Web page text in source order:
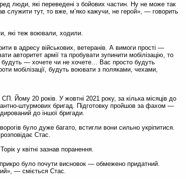
люди, які переведені з бойових частин. Ну не може так
служити тут, то вже, м’яко кажучи, не герой», — говорить
які теж воювали, ходили.
в адресу військових, ветеранів. А вимоги прості —
авторитет армії та пробувати зупинити мобілізацію, то
— хочете чи не хочете… Вас просто будуть
мобілізації, будуть воювати з поляками, чехами,
Йому 20 років. У жовтні 2021 року, за кілька місяців до
штурмових бригад. Підготовку пройшов за фахом —
до іншої бригади.
було дуже багато, встигли вони сильно укріпитися.
Стас.
у квітні зазнав поранення.
було почути висновок — обмежено придатний.
— сміється Стас.